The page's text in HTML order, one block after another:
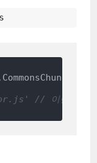
// 이런식으로 파